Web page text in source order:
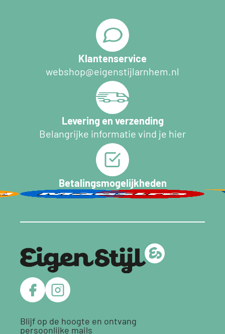
Klantenservice
webshop@eigenstijlarnhem.nl
Levering en verzending
Belangrijke informatie vind je hier
Betalingsmogelijkheden
Blijf op de hoogte en ontvang
persoonlijke mails